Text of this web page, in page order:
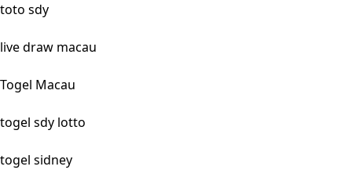
toto sdy
live draw macau
Togel Macau
togel sdy lotto
togel sidney